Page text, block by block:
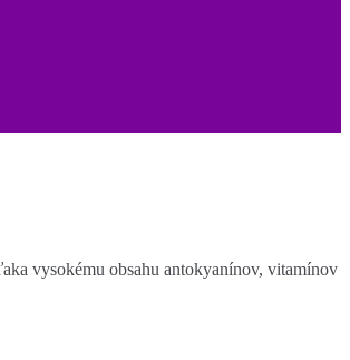
vysokému obsahu antokyanínov, vitamínov